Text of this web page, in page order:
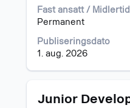
Fast ansatt /
Permanent
Publiseringsdato
1. aug. 2026
innholdet
i
jobbinformasjonen.
Tittel
Junior
Velg